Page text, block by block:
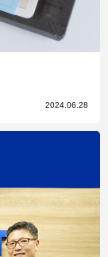
2024.06.28